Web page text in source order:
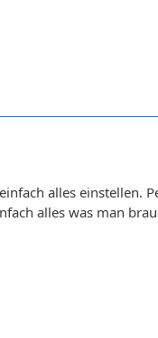
alles einstellen.
alles was man